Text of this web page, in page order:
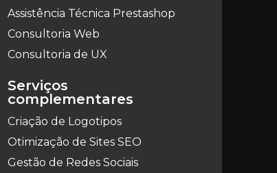
Assistência Técnica Prestashop
Consultoria Web
Consultoria de UX
Serviços
complementares
Criação de Logotipos
Otimização de Sites SEO
Gestão de Redes Sociais